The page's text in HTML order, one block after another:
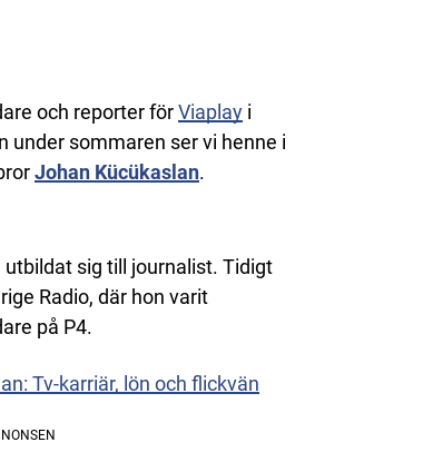
och reporter förViaplay i
under sommaren ser vi henne i
Johan Kücükaslan.
sig till journalist. Tidigt
Radio, där hon varit
på P4.
Tv-karriär, lön och flickvän